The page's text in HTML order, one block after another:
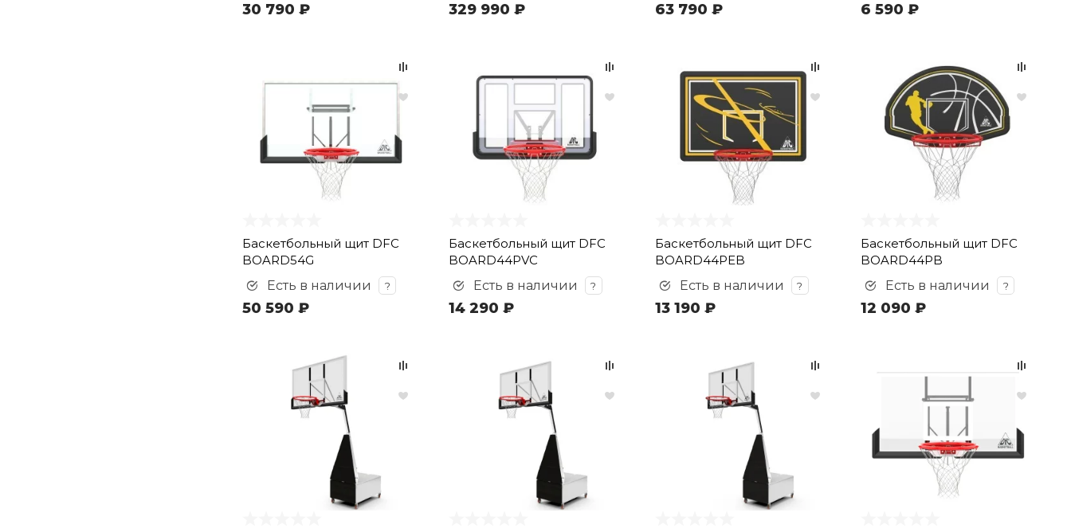
30 790 ₽ 329 990 ₽ 63 790 ₽ 6 590 ₽
Баскетбольный щит DFC
BOARD54G
Есть в наличии
?
50 590 ₽
Баскетбольный щит DFC
BOARD44PVC
Есть в наличии
?
14 290 ₽
Баскетбольный щит DFC
BOARD44PEB
Есть в наличии
?
13 190 ₽
Баскетбольный щит DFC
BOARD44PB
Есть в наличии
?
12 090 ₽